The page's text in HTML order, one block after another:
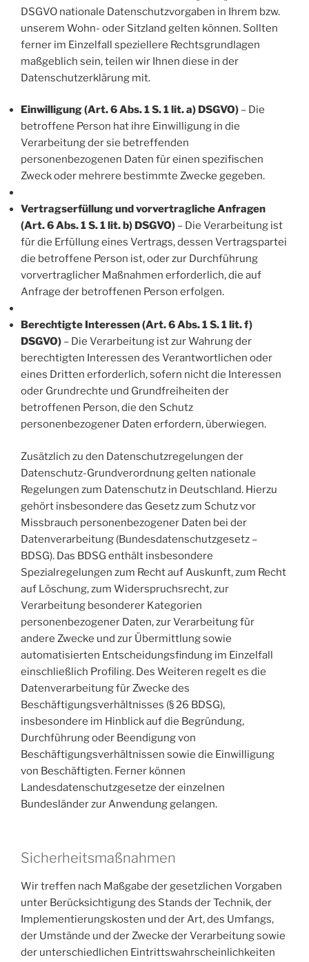
DSGVO nationale Datenschutzvorgaben in Ihrem bzw.
unserem Wohn- oder Sitzland gelten können. Sollten
ferner im Einzelfall speziellere Rechtsgrundlagen
maßgeblich sein, teilen wir Ihnen diese in der
Datenschutzerklärung mit.
Einwilligung (Art. 6 Abs. 1 S. 1 lit. a) DSGVO) – Die
betroffene Person hat ihre Einwilligung in die
Verarbeitung der sie betreffenden
personenbezogenen Daten für einen spezifischen
Zweck oder mehrere bestimmte Zwecke gegeben.
Vertragserfüllung und vorvertragliche Anfragen
(Art. 6 Abs. 1 S. 1 lit. b) DSGVO) – Die Verarbeitung ist
für die Erfüllung eines Vertrags, dessen Vertragspartei
die betroffene Person ist, oder zur Durchführung
vorvertraglicher Maßnahmen erforderlich, die auf
Anfrage der betroffenen Person erfolgen.
Berechtigte Interessen (Art. 6 Abs. 1 S. 1 lit. f)
DSGVO) – Die Verarbeitung ist zur Wahrung der
berechtigten Interessen des Verantwortlichen oder
eines Dritten erforderlich, sofern nicht die Interessen
oder Grundrechte und Grundfreiheiten der
betroffenen Person, die den Schutz
personenbezogener Daten erfordern, überwiegen.
Zusätzlich zu den Datenschutzregelungen der
Datenschutz-Grundverordnung gelten nationale
Regelungen zum Datenschutz in Deutschland. Hierzu
gehört insbesondere das Gesetz zum Schutz vor
Missbrauch personenbezogener Daten bei der
Datenverarbeitung (Bundesdatenschutzgesetz –
BDSG). Das BDSG enthält insbesondere
Spezialregelungen zum Recht auf Auskunft, zum Recht
auf Löschung, zum Widerspruchsrecht, zur
Verarbeitung besonderer Kategorien
personenbezogener Daten, zur Verarbeitung für
andere Zwecke und zur Übermittlung sowie
automatisierten Entscheidungsfindung im Einzelfall
einschließlich Profiling. Des Weiteren regelt es die
Datenverarbeitung für Zwecke des
Beschäftigungsverhältnisses (§ 26 BDSG),
insbesondere im Hinblick auf die Begründung,
Durchführung oder Beendigung von
Beschäftigungsverhältnissen sowie die Einwilligung
von Beschäftigten. Ferner können
Landesdatenschutzgesetze der einzelnen
Bundesländer zur Anwendung gelangen.
Sicherheitsmaßnahmen
Wir treffen nach Maßgabe der gesetzlichen Vorgaben
unter Berücksichtigung des Stands der Technik, der
Implementierungskosten und der Art, des Umfangs,
der Umstände und der Zwecke der Verarbeitung sowie
der unterschiedlichen Eintrittswahrscheinlichkeiten